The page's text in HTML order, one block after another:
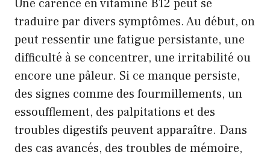
Une carence en vitamine B12 peut se
traduire par divers symptômes. Au début, on
peut ressentir une fatigue persistante, une
difficulté à se concentrer, une irritabilité ou
encore une pâleur. Si ce manque persiste,
des signes comme des fourmillements, un
essoufflement, des palpitations et des
troubles digestifs peuvent apparaître. Dans
des cas avancés, des troubles de mémoire,